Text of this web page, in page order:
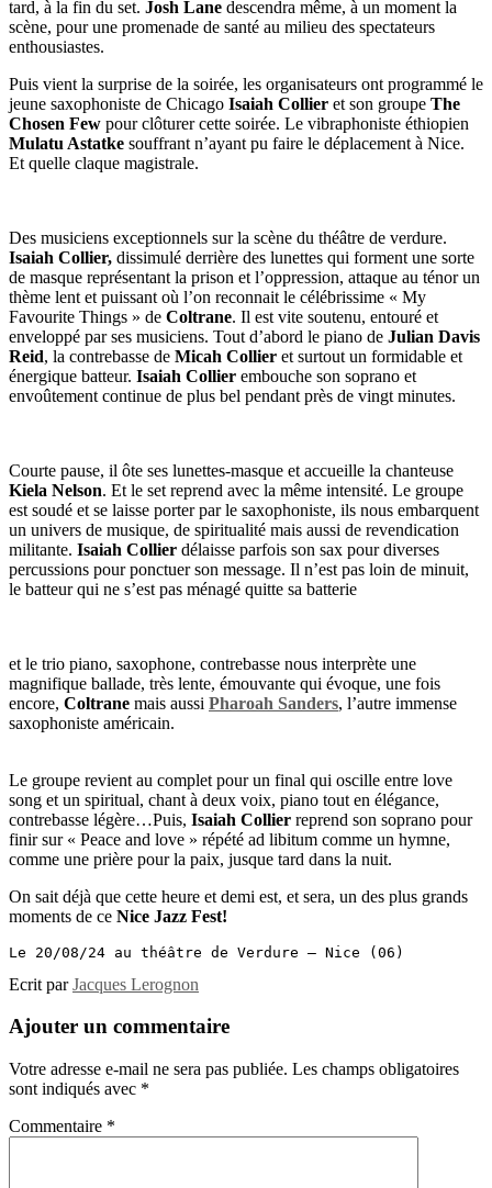
tard, à la fin du set. Josh Lane descendra même, à un moment la
scène, pour une promenade de santé au milieu des spectateurs
enthousiastes.
Puis vient la surprise de la soirée, les organisateurs ont programmé le
jeune saxophoniste de Chicago Isaiah Collier et son groupe The
Chosen Few pour clôturer cette soirée. Le vibraphoniste éthiopien
Mulatu Astatke souffrant n’ayant pu faire le déplacement à Nice.
Et quelle claque magistrale.
Des musiciens exceptionnels sur la scène du théâtre de verdure.
Isaiah Collier, dissimulé derrière des lunettes qui forment une sorte
de masque représentant la prison et l’oppression, attaque au ténor un
thème lent et puissant où l’on reconnait le célébrissime « My
Favourite Things » de Coltrane. Il est vite soutenu, entouré et
enveloppé par ses musiciens. Tout d’abord le piano de Julian Davis
Reid, la contrebasse de Micah Collier et surtout un formidable et
énergique batteur. Isaiah Collier embouche son soprano et
envoûtement continue de plus bel pendant près de vingt minutes.
Courte pause, il ôte ses lunettes-masque et accueille la chanteuse
Kiela Nelson. Et le set reprend avec la même intensité. Le groupe
est soudé et se laisse porter par le saxophoniste, ils nous embarquent
un univers de musique, de spiritualité mais aussi de revendication
militante. Isaiah Collier délaisse parfois son sax pour diverses
percussions pour ponctuer son message. Il n’est pas loin de minuit,
le batteur qui ne s’est pas ménagé quitte sa batterie
et le trio piano, saxophone, contrebasse nous interprète une
magnifique ballade, très lente, émouvante qui évoque, une fois
encore, Coltrane mais aussi Pharoah Sanders, l’autre immense
saxophoniste américain.
Le groupe revient au complet pour un final qui oscille entre love
song et un spiritual, chant à deux voix, piano tout en élégance,
contrebasse légère…Puis, Isaiah Collier reprend son soprano pour
finir sur « Peace and love » répété ad libitum comme un hymne,
comme une prière pour la paix, jusque tard dans la nuit.
On sait déjà que cette heure et demi est, et sera, un des plus grands
moments de ce Nice Jazz Fest!
Le 20/08/24 au théâtre de Verdure – Nice (06)
Ecrit parJacques Lerognon
Ajouter un commentaire
Votre adresse e-mail ne sera pas publiée. Les champs obligatoires
sont indiqués avec *
Commentaire *